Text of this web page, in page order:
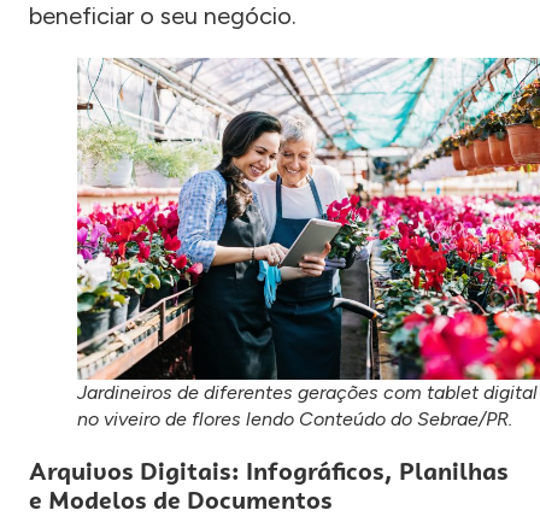
beneficiar o seu negócio.
Jardineiros de diferentes gerações com tablet digital
no viveiro de flores lendo Conteúdo do Sebrae/PR.
Arquivos Digitais: Infográficos, Planilhas
e Modelos de Documentos